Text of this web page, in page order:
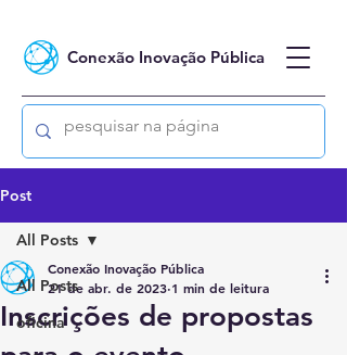
Conexão Inovação Pública
Post
All Posts
oficina
All Posts
Inscrições de propostas
Conexão Inovação Pública
21 de abr. de 2023 1 min de leitura